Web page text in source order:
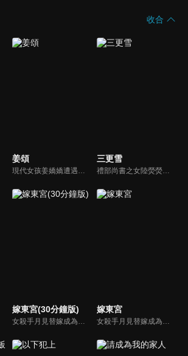
收合
姜頌 三更雪
禮部尚書之女陸熒熒因家道中落淪為暴君君澈的妃嬪，而後被他誤殺，幸運的是她重生到了一切悲劇發生之前。這一世，陸熒熒發誓要改變命運，為此她找到了仍是罪囚的君澈，買下他利用他幫自己復仇，而君澈確實也有必須隱藏身份的理由，兩人的命運因此緊緊糾纏在一起...
嫁東宮(30分鐘版) 嫁東宮